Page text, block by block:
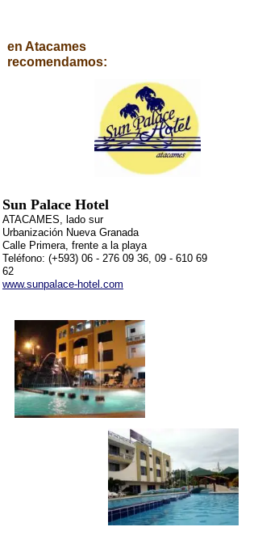
Sun Palace Hotel
ATACAMES, lado sur
Urbanización Nueva Granada
Calle Primera, frente a la playa
Teléfono: (+593) 06 - 276 09 36, 09 - 610 69
62
www.sunpalace-hotel.com
en Atacames
recomendamos: